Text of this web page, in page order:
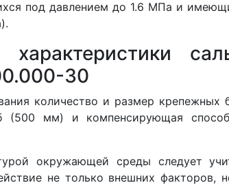
под давлением до 1.6 МПа и
30
количество и размер крепежных
(500 мм) и компенсирующая
окружающей среды следует
не только внешних факторов,